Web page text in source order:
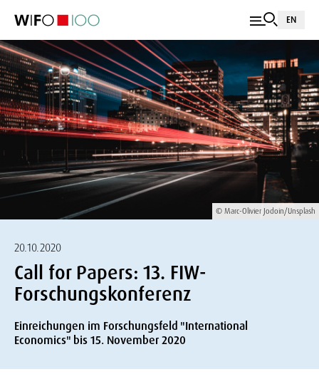
EN
© Marc-Olivier Jodoin/Unsplash
20.10.2020
Call for Papers: 13. FIW-
Forschungskonferenz
Einreichungen im Forschungsfeld "International
Economics" bis 15. November 2020